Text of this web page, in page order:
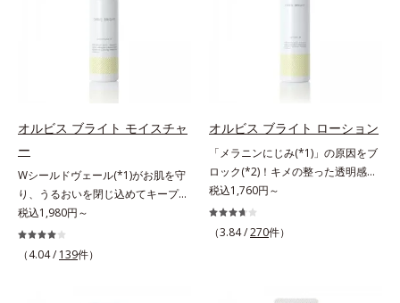
オルビス内スキンケアシリーズの保
湿力*3 年齢に応じたお手入れのこ
と*4 剥がれずに肌に蓄積した古い
角層*5 乾燥による*6 洗浄によ
る物理的効果*7 うるおいによる
*8 乾燥、ハリ・ツヤのなさ*9
保湿成分*10 ロニセラカエルレア
果汁、ノバラエキス配合＝うるおい
を与えハリと透明感に満ちた肌へ導
く保湿成分*11 メマツヨイグサ抽
出液、スイカズラエキス配合＝角層
のすみずみまで水分・油分を保ち、
ぐ（ウォッシュ除く）*2 オルビス
年齢に応じたお手入れのこと*4 う
のなさ*6 乾燥による*7 保湿成分*8
ロニセラカエルレア果汁、ノバラエ
キス配合＝うるおいを与えハリと透
明感に満ちた肌へ導く保湿成分*9
メマツヨイグサ抽出液、スイカズラ
エキス配合＝角層のすみずみまで水
分・油分を保ち、ハリ・ツヤを与え
る保湿成分*10 気持ちのこと各商品
の詳しい情報は商品ページをご覧く
ップ。美白(*1)と保湿の両方にアプ
ローチする「トラネキサム酸-
SG(*3)」、肌荒れや日焼けによる肌
のほてりを予防する「グリチルリチ
ン酸ジカリウム(*4)」など、たっぷ
りの保湿成分が浸透しやすい肌環境
を叶えます。はじめはピタッと密着
するテクスチャーは、肌になじむご
とにもっちり質感に、最後はなめら
かな水膜へと3変化。普段の保湿液
をこのジェルにおきかえて塗って眠
るだけで、うるおいながらもベタつ
ヴァイタルトリートメントクリーム
リートメントクリーム」は、1品
美白(*1)美容液、乳液・保湿液、ネ
ッククリーム(*3)、パックの6役を
担い、複合的にアプローチ。Wナイ
アシン(*4)によるシワ改善・シミ予
防に加え、複合成分コラーゲンコン
プレックスSPが肌のハリを徹底サポ
ート。肌なじみのよいクリーム構造
で角層まで保湿成分が浸透し、うる
おいをギュッと閉じ込めます。洗顔
オルビス ブライト モイスチャ
ー
Wシールドヴェール(*1)がお肌を守
り、うるおいを閉じ込めてキープす
る美白(*2)保湿液。業界初(*3)知見
「メラニンの第三のルート」である
「横のひろがり」に着目して、全方
税込1,980円～
（4.04 / 139件）
オルビス ブライト ローション
「メラニンにじみ(*1)」の原因をブ
ロック(*2)！キメの整った透明感
(*3)のある肌印象へ導く美白(*2)化
粧水。業界初(*4)知見「メラニンの
第三のルート」である「横のひろが
税込1,760円～
（3.84 /270件）